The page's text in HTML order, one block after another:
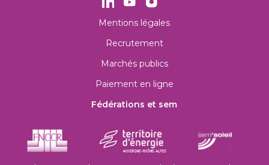
Mentions légales
Recrutement
Marchés publics
Paiement en ligne
Fédérations et sem